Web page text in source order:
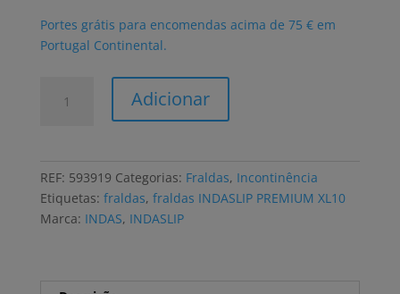
Portes grátis para encomendas acima de 75 € em
Portugal Continental.
Adicionar
REF: 593919 Categorias: Fraldas, Incontinência
Etiquetas: fraldas, fraldas INDASLIP PREMIUM XL10
Marca: INDAS, INDASLIP